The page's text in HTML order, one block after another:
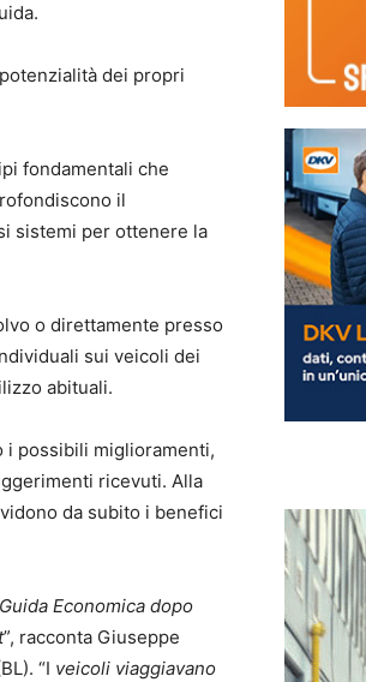
dei propri
fondamentali che
il
sistemi per ottenere la
o direttamente presso
sui veicoli dei
abituali.
i possibili miglioramenti,
ricevuti. Alla
da subito i benefici
Economica dopo
”, racconta Giuseppe
“I veicoli viaggiavano